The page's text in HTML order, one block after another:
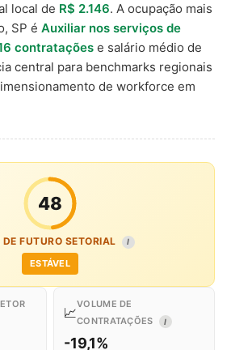
local de R$ 2.146. A ocupação mais
SP é Auxiliar nos serviços de
contratações e salário médio de
central para benchmarks regionais
de workforce em
48
DE FUTURO SETORIAL I
ESTÁVEL
📈
VOLUME DE
CONTRATAÇÕES
I
-19,1%